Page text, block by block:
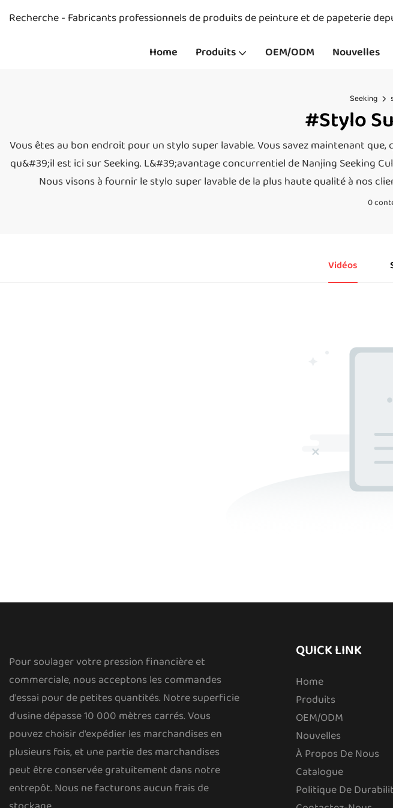
Recherche - Fabricants professionnels de produits de peinture et de papeterie
Home Produits OEM/ODM Nouvelles
Seeking
#stylo
Vous êtes au bon endroit pour un stylo super lavable. Vous savez maintenant
qu&#39;il est ici sur Seeking. L&#39;avantage concurrentiel de Nanjing Seeking
Nous visons à fournir le stylo super lavable de la plus haute qualité à nos
0
Vidéos
Pour soulager votre pression financière et
commerciale, nous acceptons les commandes
d'essai pour de petites quantités. Notre superficie
d'usine dépasse 10 000 mètres carrés. Vous
pouvez choisir d'expédier les marchandises en
plusieurs fois, et une partie des marchandises
peut être conservée gratuitement dans notre
entrepôt. Nous ne facturons aucun frais de
QUICK LINK
Home
Produits
OEM/ODM
Nouvelles
À Propos De Nous
Catalogue
Politique De